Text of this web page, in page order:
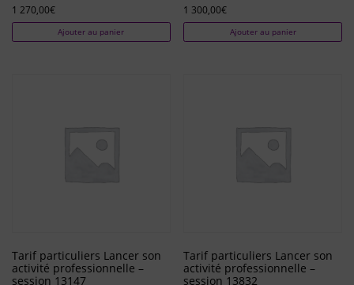
1 270,00€
Ajouter au panier
1 300,00€
Ajouter au panier
Tarif particuliers Lancer son
activité professionnelle –
session 13147
Tarif particuliers Lancer son
activité professionnelle –
session 13832